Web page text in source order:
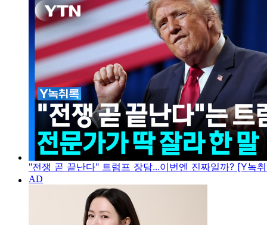
"전쟁 곧 끝난다" 트럼프 장담...이번엔 진짜일까? [Y녹